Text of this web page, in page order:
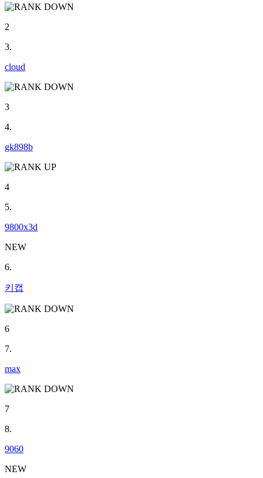
2
3.
cloud
3
4.
gk898b
4
5.
9800x3d
NEW
6.
키캡
6
7.
max
7
8.
9060
NEW